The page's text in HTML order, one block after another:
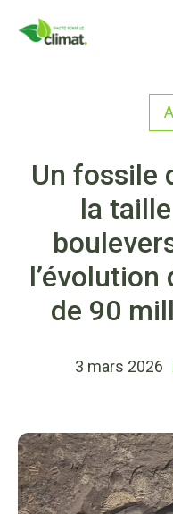
Un fossile
la
de 90
3 mars 2026